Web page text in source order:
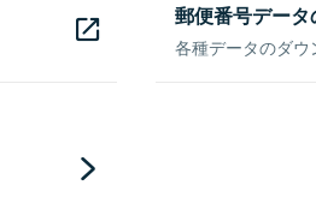
郵便番号デー
各種データのダウ